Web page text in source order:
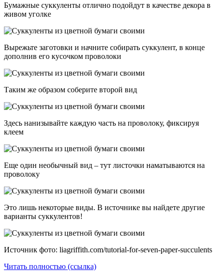
Бумажные суккуленты отлично подойдут в качестве декора в
живом уголке
Вырежьте заготовки и начните собирать суккулент, в конце
дополнив его кусочком проволоки
Таким же образом соберите второй вид
Здесь нанизывайте каждую часть на проволоку, фиксируя
клеем
Еще один необычный вид – тут листочки наматываются на
проволоку
Это лишь некоторые виды. В источнике вы найдете другие
варианты суккулентов!
Источник фото: liagriffith.com/tutorial-for-seven-paper-succulents
Читать полностью (ссылка)